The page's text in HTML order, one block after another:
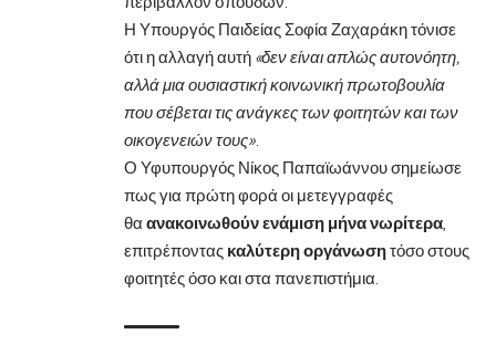
Η Υπουργός Παιδείας Σοφία Ζαχαράκη τόνισε
ότι η αλλαγή αυτή «δεν είναι απλώς αυτονόητη,
αλλά μια ουσιαστική κοινωνική πρωτοβουλία
που σέβεται τις ανάγκες των φοιτητών και των
οικογενειών τους»
Ο Υφυπουργός Νίκος Παπαϊωάννου σημείωσε
πως για πρώτη φορά οι μετεγγραφές
θα ανακοινωθούν ενάμιση μήνα νωρίτερα
επιτρέποντας καλύτερη οργάνωσητόσο στους
φοιτητές όσο και στα πανεπιστήμια.